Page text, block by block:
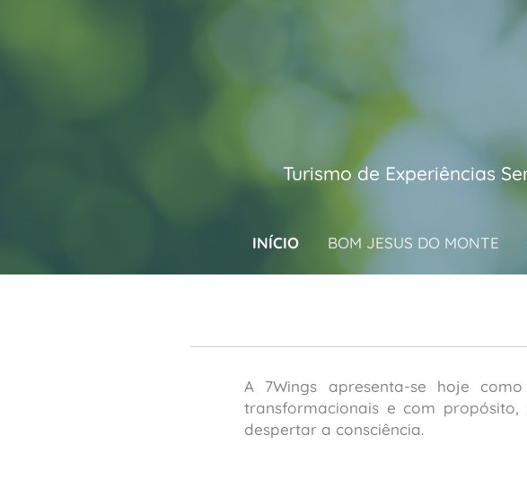
Turismo de Experiências
INÍCIO BOM JESUS DO MONTE
A 7Wings apresenta-se hoje
transformacionais e com
despertar a consciência.